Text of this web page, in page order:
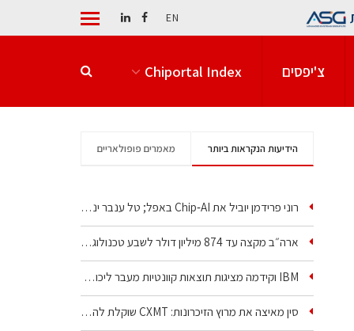
EN
צ'יפסים Chiportal Index
הידיעות הנקראות ביותר מאמרים פופולאריים
רוני פרידמן יוביל את Chip‑AI באפל; טל ענבר ינהל את…
ארה״ב מקצה עד 874 מיליון דולר לשבע טכנולוגיות שבבים…
IBM וקידמה מציגות תוצאות קוונטיות מעבר ליכולת…
סין מאיצה את מרוץ הזיכרונות: CXMT שוקלת להקים מפעל…